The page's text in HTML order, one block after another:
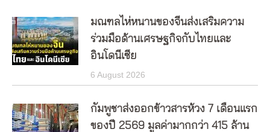
มณฑลไห่หนานของจีนส่งเสริมความ
ร่วมมือด้านเศรษฐกิจกับไทยและ
อินโดนีเซีย
6 August 2026
กัมพูชาส่งออกข้าวสารห้วง 7 เดือนแรก
ของปี 2569 มูลค่ามากกว่า 415 ล้าน